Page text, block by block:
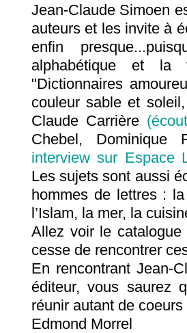
Jean-Claude Simoen
auteurs et les invite à
enfin
alphabétique et la
"Dictionnaires
couleur sable et
Claude Carrière
Chebel, Dominique
interview sur Espace
Les sujets sont aussi
hommes de lettres :
l’Islam, la mer, la
Allez voir le catalogue
cesse de rencontrer
En rencontrant Jean-
éditeur, vous saurez
réunir autant de
Edmond Morrel